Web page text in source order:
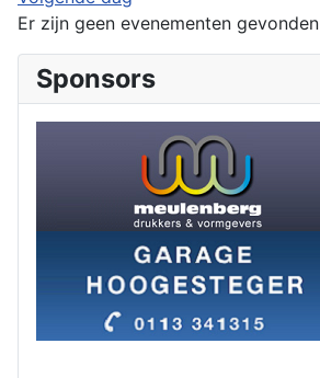
Er zijn geen evenementen gevonden
Sponsors